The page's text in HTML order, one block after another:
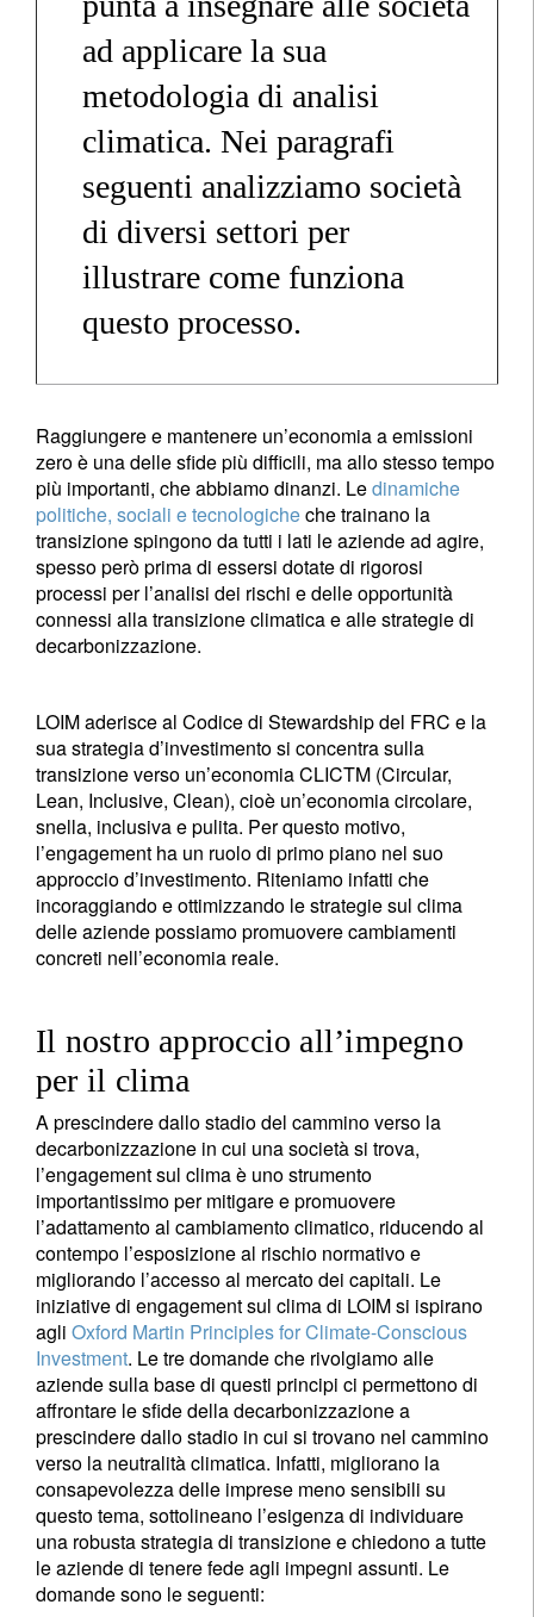
ad applicare la sua
metodologia di analisi
climatica. Nei paragrafi
seguenti analizziamo società
di diversi settori per
illustrare come funziona
questo processo.
Raggiungere e mantenere un’economia a emissioni
zero è una delle sfide più difficili, ma allo stesso tempo
più importanti, che abbiamo dinanzi. Ledinamiche
politiche, sociali e tecnologicheche trainano la
transizione spingono da tutti i lati le aziende ad agire,
spesso però prima di essersi dotate di rigorosi
processi per l’analisi dei rischi e delle opportunità
connessi alla transizione climatica e alle strategie di
decarbonizzazione.
LOIM aderisce al Codice di Stewardship del FRC e la
sua strategia d’investimento si concentra sulla
transizione verso un’economia CLICTM (Circular,
Lean, Inclusive, Clean), cioè un’economia circolare,
snella, inclusiva e pulita. Per questo motivo,
l’engagement ha un ruolo di primo piano nel suo
approccio d’investimento. Riteniamo infatti che
incoraggiando e ottimizzando le strategie sul clima
delle aziende possiamo promuovere cambiamenti
concreti nell’economia reale.
Il nostro approccio all’impegno
per il clima
A prescindere dallo stadio del cammino verso la
decarbonizzazione in cui una società si trova,
l’engagement sul clima è uno strumento
importantissimo per mitigare e promuovere
l’adattamento al cambiamento climatico, riducendo al
contempo l’esposizione al rischio normativo e
migliorando l’accesso al mercato dei capitali. Le
iniziative di engagement sul clima di LOIM si ispirano
agli Oxford Martin Principles for Climate-Conscious
Investment. Le tre domande che rivolgiamo alle
aziende sulla base di questi principi ci permettono di
affrontare le sfide della decarbonizzazione a
prescindere dallo stadio in cui si trovano nel cammino
verso la neutralità climatica. Infatti, migliorano la
consapevolezza delle imprese meno sensibili su
questo tema, sottolineano l’esigenza di individuare
una robusta strategia di transizione e chiedono a tutte
le aziende di tenere fede agli impegni assunti. Le
domande sono le seguenti: